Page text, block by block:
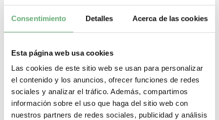
Consentimiento Detalles Acerca de las cookies
Esta página web usa cookies
Las cookies de este sitio web se usan para personalizar
el contenido y los anuncios, ofrecer funciones de redes
sociales y analizar el tráfico. Además, compartimos
información sobre el uso que haga del sitio web con
nuestros partners de redes sociales, publicidad y análisis
Descripción de las opciones de bloqueo
Conexiones - terminales
tipo túnel1…35 mm² Flexible
.
longitud de cable pelado para conectar bornas
20 mm
.
par de apriete
3.5 N.m